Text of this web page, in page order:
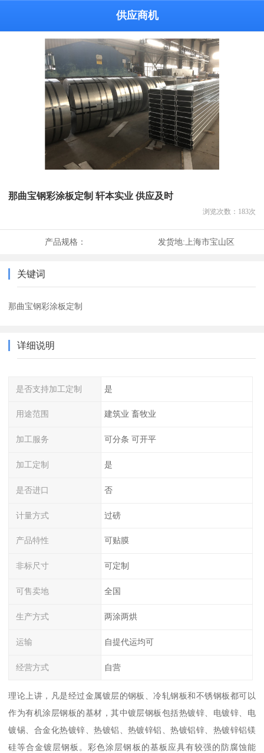
供应商机
那曲宝钢彩涂板定制 轩本实业 供应及时
浏览次数： 183次
产品规格： 发货地:上海市宝山区
关键词
那曲宝钢彩涂板定制
详细说明
是否支持加工定制 是
用途范围 建筑业 畜牧业
加工服务 可分条 可开平
加工定制 是
是否进口 否
计量方式 过磅
产品特性 可贴膜
非标尺寸 可定制
可售卖地 全国
生产方式 两涂两烘
运输 自提代运均可
经营方式 自营
理论上讲，凡是经过金属镀层的钢板、冷轧钢板和不锈钢板都可以
作为有机涂层钢板的基材，其中镀层钢板包括热镀锌、电镀锌、电
镀锡、合金化热镀锌、热镀铝、热镀锌铝、热镀铝锌、热镀锌铝镁
硅等合金镀层钢板。彩色涂层钢板的基板应具有较强的防腐蚀能